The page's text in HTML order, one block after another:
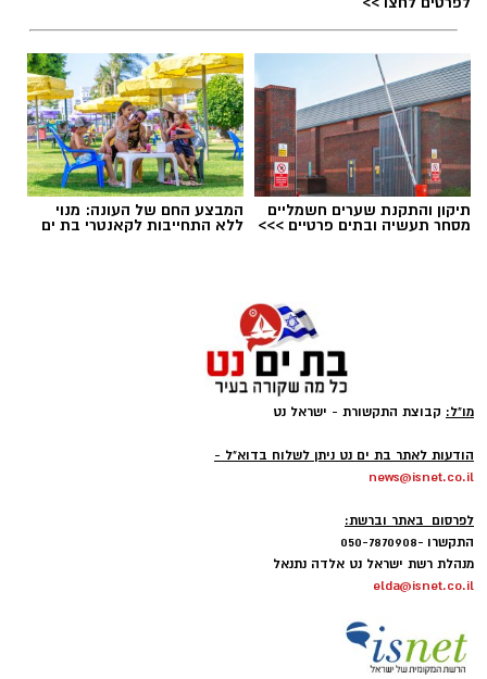
בן שמחון הושפע מאביו ועוד בנעוריו החל בפעילות
כבר מגיל 16 החל לכהן כעיתונאי מקומי.
המערכת ששינה את תפיסת העיתונות המקומית
בישראל וכיהן בחבר באיגוד העורכים הבינלאומי
שפעל אז.
נטו - שהתמודדה למועצת העיר אשדוד. התנועה
תיקון והתקנת שערים חשמליים
מסחר תעשיה ובתים פרטיים >>>
המבצע החם של העונה: מנוי
ללא התחייבות לקאנטרי בת ים
מו"ל: קבוצת התקשורת - ישראל נט
הודעות לאתר בת ים נט ניתן לשלוח בדוא"ל -
news@isnet.co.il
לפרסום באתר וברשת:
התקשרו -050-7870908
מנהלת רשת ישראל נט אלדה נתנאל
elda@isnet.co.il